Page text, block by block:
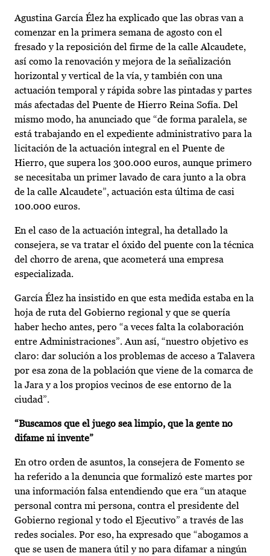
Agustina García Élez ha explicado que las obras van a
comenzar en la primera semana de agosto con el
fresado y la reposición del firme de la calle Alcaudete,
así como la renovación y mejora de la señalización
horizontal y vertical de la vía, y también con una
actuación temporal y rápida sobre las pintadas y partes
más afectadas del Puente de Hierro Reina Sofía. Del
mismo modo, ha anunciado que “de forma paralela, se
está trabajando en el expediente administrativo para la
licitación de la actuación integral en el Puente de
Hierro, que supera los 300.000 euros, aunque primero
se necesitaba un primer lavado de cara junto a la obra
de la calle Alcaudete”, actuación esta última de casi
100.000 euros.
En el caso de la actuación integral, ha detallado la
consejera, se va tratar el óxido del puente con la técnica
del chorro de arena, que acometerá una empresa
especializada.
García Élez ha insistido en que esta medida estaba en la
hoja de ruta del Gobierno regional y que se quería
haber hecho antes, pero “a veces falta la colaboración
entre Administraciones”. Aun así, “nuestro objetivo es
claro: dar solución a los problemas de acceso a Talavera
por esa zona de la población que viene de la comarca de
la Jara y a los propios vecinos de ese entorno de la
ciudad”.
“Buscamos que el juego sea limpio, que la gente no
difame ni invente”
En otro orden de asuntos, la consejera de Fomento se
ha referido a la denuncia que formalizó este martes por
una información falsa entendiendo que era “un ataque
personal contra mi persona, contra el presidente del
Gobierno regional y todo el Ejecutivo” a través de las
redes sociales. Por eso, ha expresado que “abogamos a
que se usen de manera útil y no para difamar a ningún